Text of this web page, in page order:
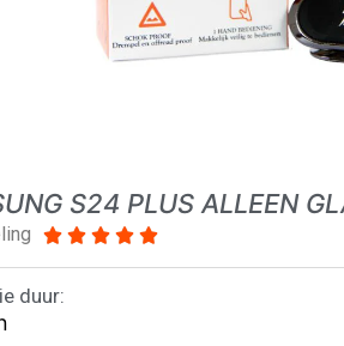
S24 PLUS ALLEEN
    
duur: